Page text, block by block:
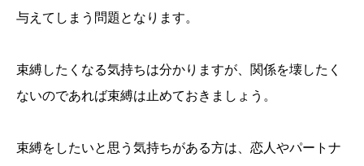
与えてしまう問題となります。
束縛したくなる気持ちは分かりますが、関係を壊したく
ないのであれば束縛は止めておきましょう。
束縛をしたいと思う気持ちがある方は、恋人やパートナ